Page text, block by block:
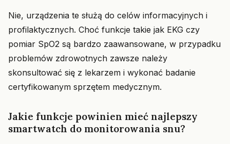
Nie, urządzenia te służą do celów informacyjnych i
profilaktycznych. Choć funkcje takie jak EKG czy
pomiar SpO2 są bardzo zaawansowane, w przypadku
problemów zdrowotnych zawsze należy
skonsultować się z lekarzem i wykonać badanie
certyfikowanym sprzętem medycznym.
Jakie funkcje powinien mieć najlepszy
smartwatch do monitorowania snu?